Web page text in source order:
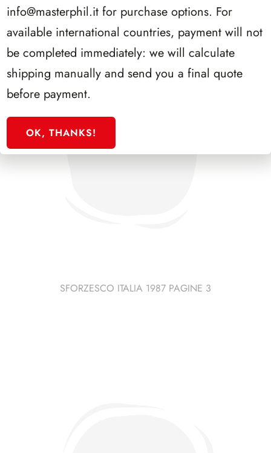
SFORZESCO ITALIA 1987 PAGINE 3
info@masterphil.it for purchase options. For
available international countries, payment will not
be completed immediately: we will calculate
shipping manually and send you a final quote
before payment.
OK, THANKS!